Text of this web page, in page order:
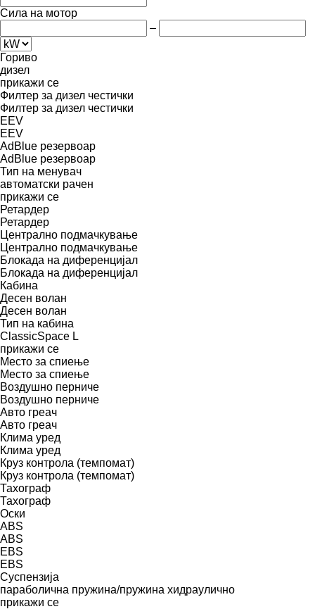
Сила на мотор
–
Гориво
дизел
прикажи се
Филтер за дизел честички
Филтер за дизел честички
EEV
EEV
AdBlue резервоар
AdBlue резервоар
Тип на менувач
автоматски рачен
прикажи се
Ретардер
Ретардер
Централно подмачкување
Централно подмачкување
Блокада на диференцијал
Блокада на диференцијал
Кабина
Десен волан
Десен волан
Тип на кабина
ClassicSpace L
прикажи се
Место за спиење
Место за спиење
Воздушно перниче
Воздушно перниче
Авто греач
Авто греач
Клима уред
Клима уред
Круз контрола (темпомат)
Круз контрола (темпомат)
Тахограф
Тахограф
Оски
ABS
ABS
EBS
EBS
Суспензија
параболична пружина/пружина хидраулично
прикажи се